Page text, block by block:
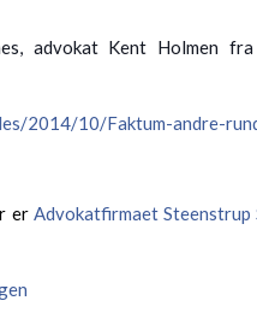
advokat Kent Holmen
2014/10/Faktum-andre-
er Advokatfirmaet Steenstrup